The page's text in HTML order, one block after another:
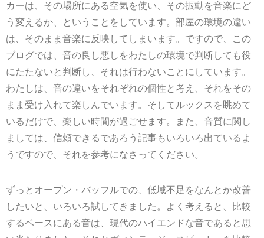
カーは、その場所にある空気を使い、その振動を音楽にど
う変えるか、ということをしています。部屋の環境の違い
は、そのまま音楽に反映してしまいます。ですので、この
ブログでは、音の良し悪しをわたしの環境で判断しても役
にたたないと判断し、それは行わないことにしています。
わたしは、音の違いをそれぞれの個性と考え、それをその
まま受け入れて楽しんでいます。そしてルックスを眺めて
いるだけで、楽しい時間が過ごせます。また、音質に関し
ましては、信頼できるであろう記事もいろいろ出ているよ
うですので、それを参考になさってください。
ずっとオープン・バッフルでの、低域不足をなんとか改善
したいと、いろいろ試してきました。よく考えると、比較
するベースにある音は、現代のハイエンドな音であると思